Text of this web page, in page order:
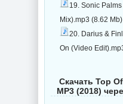
19. Sonic
Mix).mp3 (8.62 Mb)
20. Darius &
On (Video
Скачать Top
MP3 (2018)